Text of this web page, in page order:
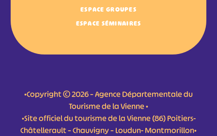
ESPACE GROUPES
ESPACE SÉMINAIRES
•Copyright © 2026 – Agence Départementale du
Tourisme de la Vienne •
•Site officiel du tourisme de la Vienne (86) Poitiers-
Châtellerault – Chauvigny – Loudun- Montmorillon•